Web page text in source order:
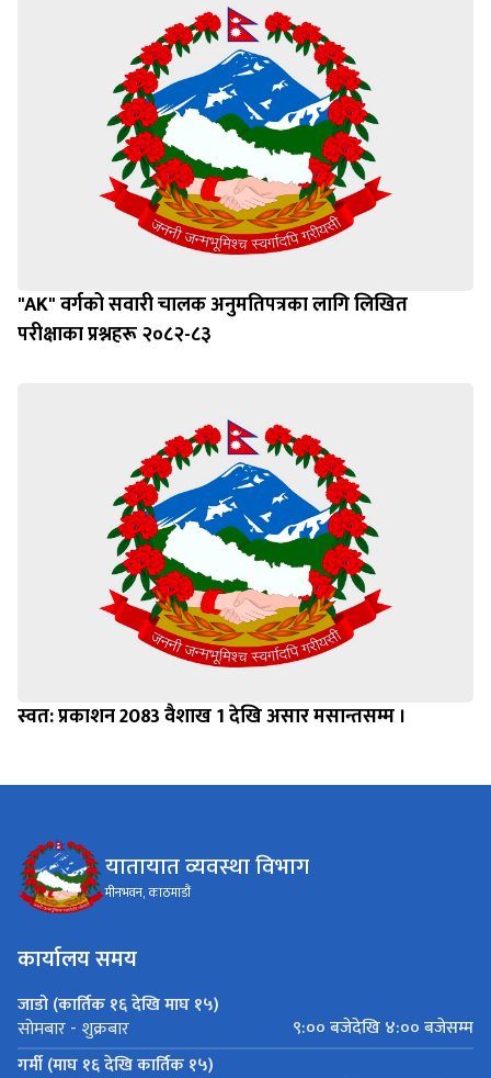
"AK" वर्गको सवारी चालक अनुमतिपत्रका लागि लिखित
परीक्षाका प्रश्नहरू २०८२-८३
स्वत: प्रकाशन 2083 वैशाख 1 देखि असार मसान्तसम्म ।
यातायात व्यवस्था विभाग
मीनभवन, काठमाडौं
कार्यालय समय
जाडो (कार्तिक १६ देखि माघ १५)
सोमबार - शुक्रबार
९:०० बजेदेखि ४:०० बजेसम्म
गर्मी (माघ १६ देखि कार्तिक १५)